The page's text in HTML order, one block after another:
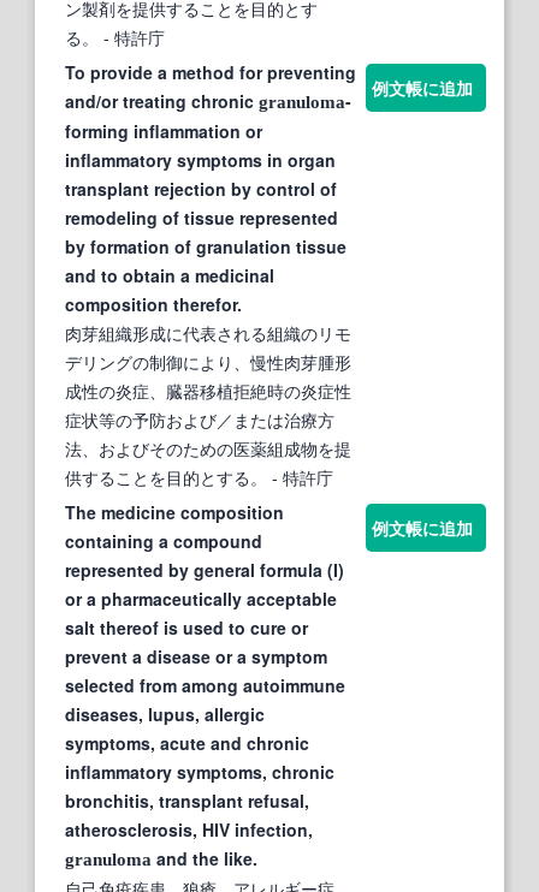
ン製剤を提供することを目的とす
る。
- 特許庁
To provide a method for preventing
and/or treating chronic granuloma-
forming inflammation or
inflammatory symptoms in organ
transplant rejection by control of
remodeling of tissue represented
by formation of granulation tissue
and to obtain a medicinal
composition therefor.
肉芽組織形成に代表される組織のリモ
デリングの制御により、慢性肉芽腫形
成性の炎症、臓器移植拒絶時の炎症性
症状等の予防および／または治療方
法、およびそのための医薬組成物を提
供することを目的とする。
- 特許庁
例文帳に追加
The medicine composition
containing a compound
represented by general formula (I)
or a pharmaceutically acceptable
salt thereof is used to cure or
prevent a disease or a symptom
selected from among autoimmune
diseases, lupus, allergic
symptoms, acute and chronic
inflammatory symptoms, chronic
bronchitis, transplant refusal,
atherosclerosis, HIV infection,
granuloma and the like.
例文帳に追加